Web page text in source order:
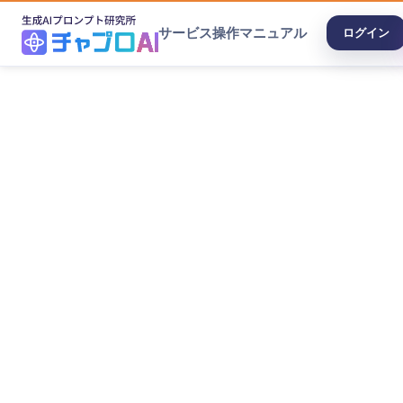
サービス操作マニュアル ログイン